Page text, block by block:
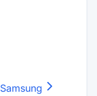
Samsung